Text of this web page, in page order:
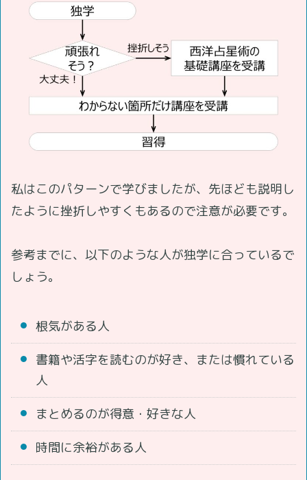
私はこのパターンで学びましたが、先ほども説明し
たように挫折しやすくもあるので注意が必要です。
参考までに、以下のような人が独学に合っているで
しょう。
根気がある人
書籍や活字を読むのが好き、または慣れている
人
まとめるのが得意・好きな人
時間に余裕がある人